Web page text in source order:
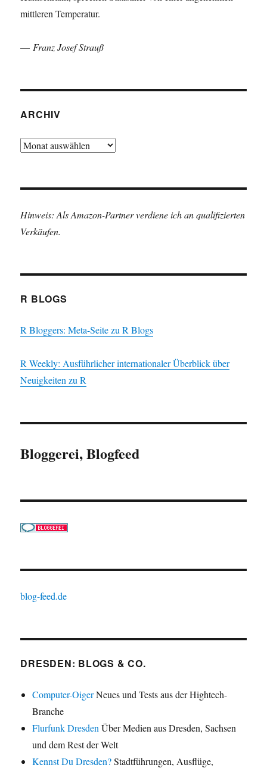
mittleren Temperatur.
— Franz Josef Strauß
ARCHIV
Archiv
Hinweis: Als Amazon-Partner verdiene ich an qualifizierten
Verkäufen.
R BLOGS
R Bloggers: Meta-Seite zu R Blogs
R Weekly: Ausführlicher internationaler Überblick über
Neuigkeiten zu R
Bloggerei, Blogfeed
blog-feed.de
DRESDEN: BLOGS & CO.
Computer-OigerNeues und Tests aus der Hightech-
Branche
Flurfunk Dresden Über Medien aus Dresden, Sachsen
und dem Rest der Welt
Kennst Du Dresden?Stadtführungen, Ausflüge,